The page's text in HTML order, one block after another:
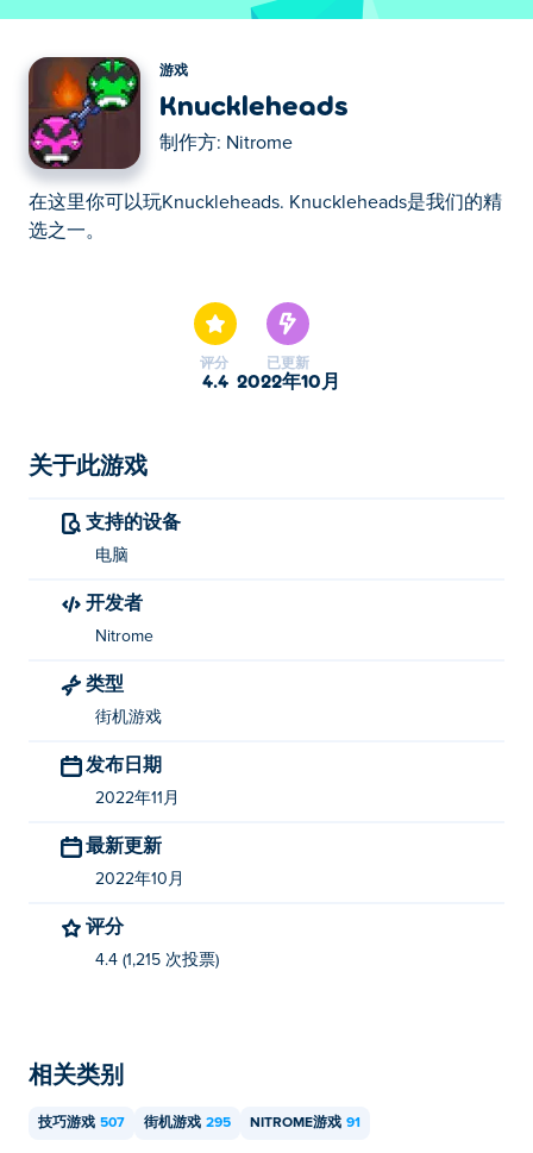
游戏
Knuckleheads
制作方: Nitrome
在这里你可以玩Knuckleheads. Knuckleheads是我们的精
选之一。
评分
4.4
已更新
2022年10月
关于此游戏
支持的设备
电脑
开发者
Nitrome
类型
街机游戏
发布日期
2022年11月
最新更新
2022年10月
评分
4.4 (1,215 次投票)
相关类别
技巧游戏 507 街机游戏 295 NITROME游戏 91